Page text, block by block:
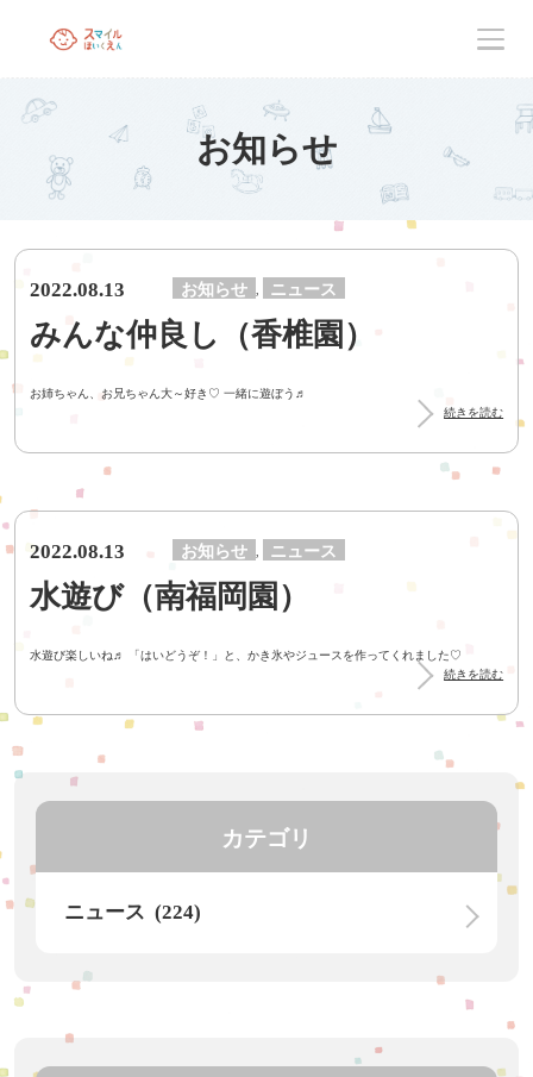
お知らせ
2022.08.13 お知らせ , ニュース
みんな仲良し（香椎園）
お姉ちゃん、お兄ちゃん大～好き♡ 一緒に遊ぼう♬
続きを読む
2022.08.13 お知らせ , ニュース
水遊び（南福岡園）
水遊び楽しいね♬ 「はいどうぞ！」と、かき氷やジュースを作ってくれました♡
続きを読む
カテゴリ
ニュース (224)